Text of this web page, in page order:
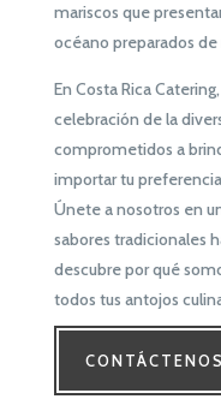
mariscos que
océano preparados
En Costa Rica
celebración de la
comprometidos a
importar tu
Únete a nosotros en
sabores tradicionales
descubre por qué
todos tus antojos
CONTÁCTENOS